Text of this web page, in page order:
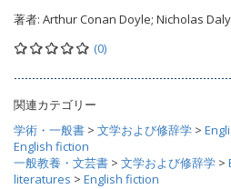
著者: Arthur Conan Doyle; Nicholas
(0)
関連カテゴリー
学術・一般書 > 文学および修辞学 >
English fiction
一般教養・文芸書 > 文学および修辞学 >
literatures > English fiction